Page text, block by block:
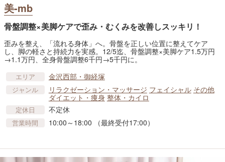
美-mb
骨盤調整×美脚ケアで歪み・むくみを改善しスッキリ！
歪みを整え、「流れる身体」へ。骨盤を正しい位置に整えてケア
し、脚の軽さと持続力を実感。12/5迄、骨盤調整×美脚ケア1.5万円
→1.1万円、全身骨盤調整6千円→5千円に。
エリア 金沢西部・御経塚
ジャンル リラクゼーション・マッサージ フェイシャル その他
ダイエット・痩身 整体・カイロ
定休日 不定休
営業時間 10:00～18:00 （最終受付17:00）